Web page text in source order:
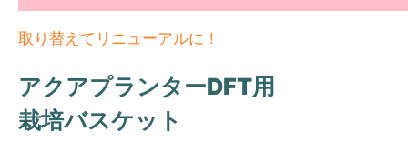
取り替えてリニューアルに！
アクアプランターDFT用
栽培バスケット